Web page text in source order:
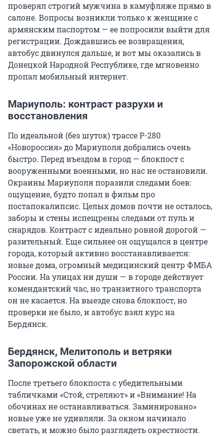
проверял строгий мужчина в камуфляже прямо в
салоне. Вопросы возникли только к женщине с
армянским паспортом — ее попросили выйти для
регистрации. Дождавшись ее возвращения,
автобус двинулся дальше, и вот мы оказались в
Донецкой Народной Республике, где мгновенно
пропал мобильный интернет.
Мариуполь: контраст разрухи и
восстановления
По идеальной (без шуток) трассе Р-280
«Новороссия» до Мариуполя добрались очень
быстро. Перед въездом в город — блокпост с
вооруженными военными, но нас не остановили.
Окраины Мариуполя поразили следами боев:
ощущение, будто попал в фильм про
постапокалипсис. Целых домов почти не осталось,
заборы и стены испещрены следами от пуль и
снарядов. Контраст с идеально ровной дорогой —
разительный. Еще сильнее он ощущался в центре
города, который активно восстанавливается:
новые дома, огромный медицинский центр ФМБА
России. На улицах ни души — в городе действует
комендантский час, но транзитного транспорта
он не касается. На выезде снова блокпост, но
проверки не было, и автобус взял курс на
Бердянск.
Бердянск, Мелитополь и ветряки
Запорожской области
После третьего блокпоста с убедительными
табличками «Стой, стреляют» и «Внимание! На
обочинах не останавливаться. Заминировано»
новые уже не удивляли. За окном начинало
светать, и можно было разглядеть окрестности.